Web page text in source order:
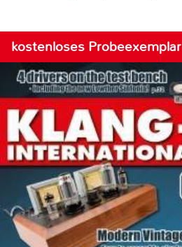
kostenloses Probeexemplar